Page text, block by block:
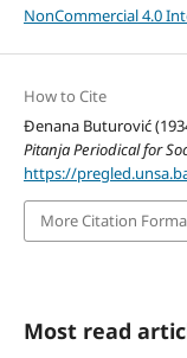
NonCommercial 4.0
How to Cite
Đenana Buturović
Pitanja Periodical for
https://
More Citation
Most read